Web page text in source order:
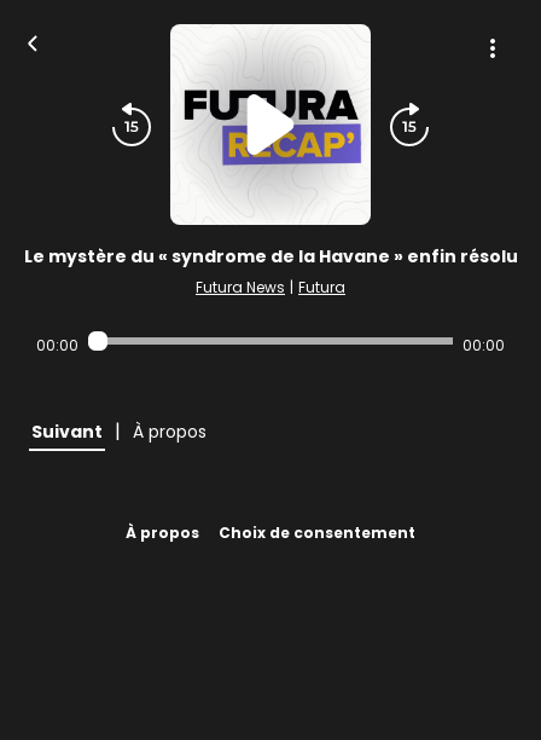
Le mystère du « syndrome de la Havane » enfin résolu
Futura News | Futura
00:00 00:00
Suivant | À propos
À propos Choix de consentement